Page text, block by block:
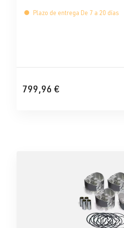
Plazo de entrega De 7 a 20 días
799,96 €